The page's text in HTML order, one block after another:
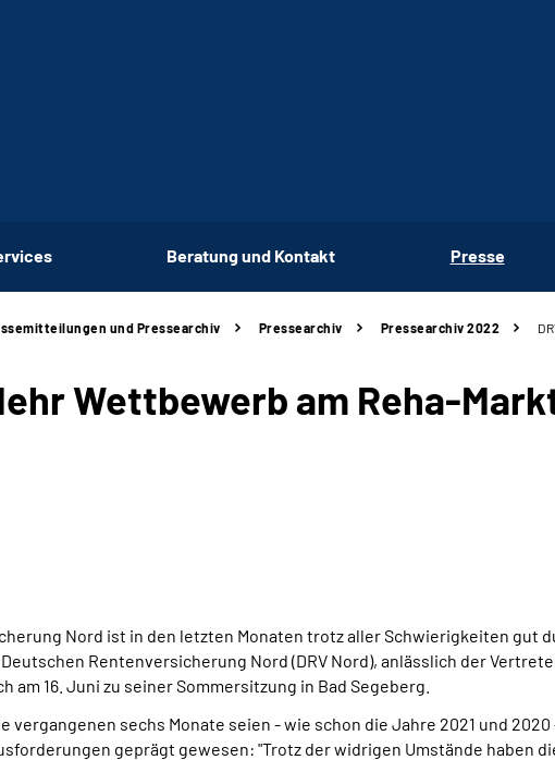
Beratung und Kontakt Presse
und Pressearchiv Pressearchiv Pressearchiv 2022
Wettbewerb am Reha-
Nord ist in den letzten Monaten trotz aller Schwierigkeiten gut
Rentenversicherung Nord (DRV Nord), anlässlich der
16. Juni zu seiner Sommersitzung in Bad Segeberg.
vergangenen sechs Monate seien - wie schon die Jahre 2021 und
geprägt gewesen: "Trotz der widrigen Umstände haben